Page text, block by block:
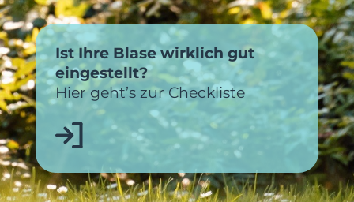
Ist Ihre Blase wirklich gut
eingestellt?
Hier geht’s zur Checkliste